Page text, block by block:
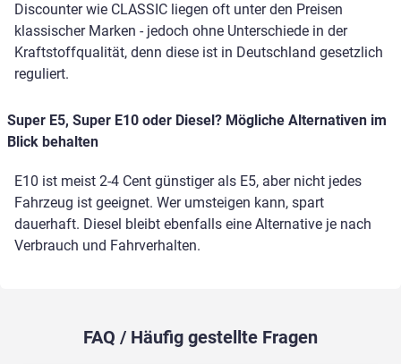
Discounter wie CLASSIC liegen oft unter den Preisen
klassischer Marken - jedoch ohne Unterschiede in der
Kraftstoffqualität, denn diese ist in Deutschland gesetzlich
reguliert.
Super E5, Super E10 oder Diesel? Mögliche Alternativen im
Blick behalten
E10 ist meist 2-4 Cent günstiger als E5, aber nicht jedes
Fahrzeug ist geeignet. Wer umsteigen kann, spart
dauerhaft. Diesel bleibt ebenfalls eine Alternative je nach
Verbrauch und Fahrverhalten.
FAQ / Häufig gestellte Fragen